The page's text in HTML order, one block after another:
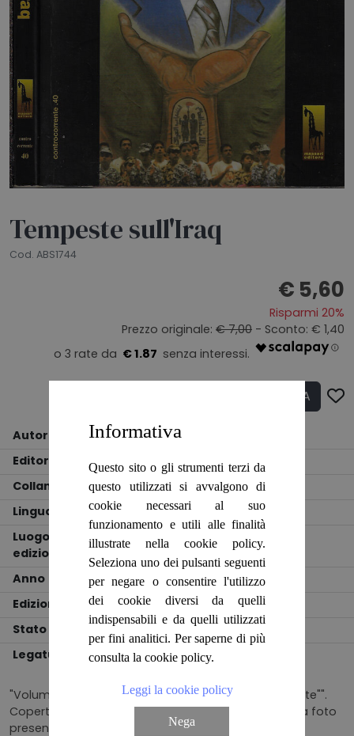
Tempeste sull'Iraq
Cod. ABS1744
€ 5,60
Risparmi 20%
Prezzo originale: € 7,00 - Sconto: € 1,40
€ 1.87
ACQUISTA
Autore
Antonio Moscato
Editore
Massari Editore
Collana
Contro Corrente
Lingua
ITALIANO
Luogo
edizione
Anno
2003
Edizione
IED
Stato
BUONO
Legatura
BROSSURA
"Volume numero ""40"" della collana ""Controcorrente"".
Copertina in cartoncino morbido illustrata come da foto
presentante minimi segni di usura da scaffale e da
Informativa
Questo sito o gli strumenti terzi da
questo utilizzati si avvalgono di
cookie necessari al suo
funzionamento e utili alle finalità
illustrate nella cookie policy.
Seleziona uno dei pulsanti seguenti
per negare o consentire l'utilizzo
dei cookie diversi da quelli
indispensabili e da quelli utilizzati
per fini analitici. Per saperne di più
consulta la cookie policy.
Leggi la cookie policy
Nega